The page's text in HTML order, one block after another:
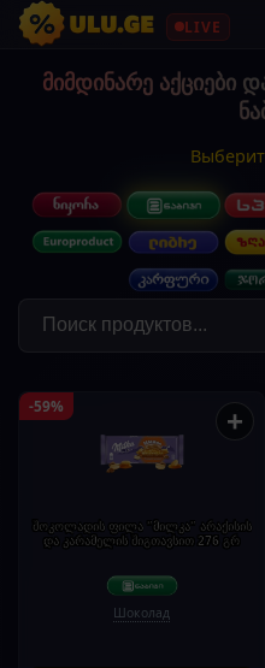
LIVE
მიმდინარე აქციები
-59% +
შოკოლადის ფილა "მილკა" არაქისის
და კარამელის შიგთავსით 276 გრ
Шоколад